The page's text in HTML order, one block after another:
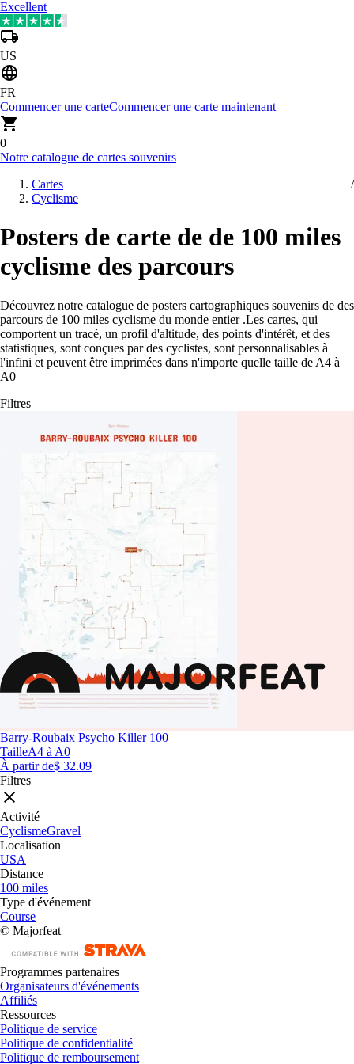
Excellent
US
FR
Commencer une carteCommencer une carte maintenant
0
Notre catalogue de cartes souvenirs
Cartes
Cyclisme
Posters de carte de de 100 miles
cyclisme des parcours
Découvrez notre catalogue de posters cartographiques souvenirs de des
parcours de 100 miles cyclisme du monde entier .Les cartes, qui
comportent un tracé, un profil d'altitude, des points d'intérêt, et des
statistiques, sont conçues par des cyclistes, sont personnalisables à
l'infini et peuvent être imprimées dans n'importe quelle taille de A4 à
A0
Filtres
Barry-Roubaix Psycho Killer 100
TailleA4 à A0
À partir de$ 32.09
Filtres
Activité
CyclismeGravel
Localisation
USA
Distance
100 miles
Type d'événement
Course
© Majorfeat
Programmes partenaires
Organisateurs d'événements
Affiliés
Ressources
Politique de service
Politique de confidentialité
Politique de remboursement